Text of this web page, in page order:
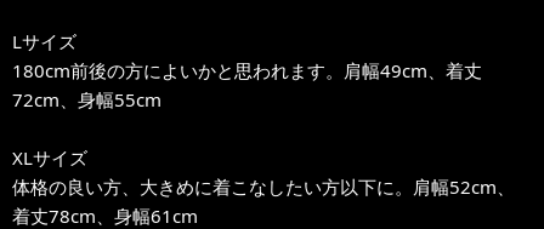
Lサイズ
180cm前後の方によいかと思われます。肩幅49cm、着丈
72cm、身幅55cm
XLサイズ
体格の良い方、大きめに着こなしたい方以下に。肩幅52cm、
着丈78cm、身幅61cm